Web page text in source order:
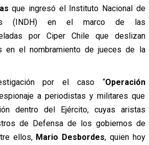
que ingresó el Instituto Nacional de
(INDH) en el marco de las
por Ciper Chile que deslizan
en el nombramiento de jueces de la
por el caso “Operación
a periodistas y militares que
dentro del Ejército, cuyas aristas
de Defensa de los gobiernos de
ellos, Mario Desbordes, quien hoy